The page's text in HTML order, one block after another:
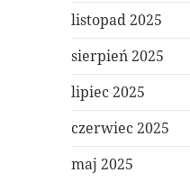
listopad 2025
sierpień 2025
lipiec 2025
czerwiec 2025
maj 2025